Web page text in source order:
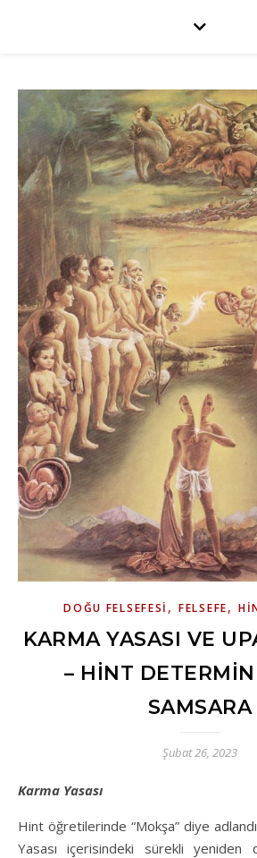
DOĞU FELSEFESI ,FELSEFE,
KARMA YASASI VE
– HINT
SAMSARA
Şubat 26, 2023
Karma Yasası
Hint öğretilerinde “Mokşa” diye
Yasası içerisindeki sürekli yeniden